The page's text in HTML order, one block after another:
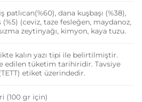
patlıcan(%60), dana kuşbaşı (%38),
(ceviz, taze fesleğen, maydanoz,
zeytinyağı, kimyon, kaya tuzu.
kalın yazı tipi ile belirtilmiştir.
edilen tüketim tarihiridir. Tavsiye
etiket üzerindedir.
(100 gr için)